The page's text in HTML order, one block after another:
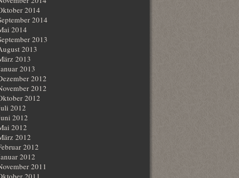
2014
2014
2014
2013
2013
2013
2013
2012
2012
2012
2012
2012
2012
2012
2012
2012
2011
2011